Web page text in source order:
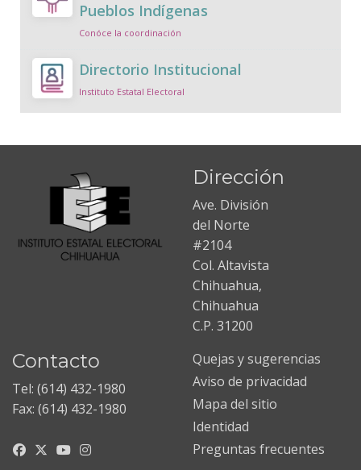
Pueblos Indígenas
Conóce la coordinación
Directorio Institucional
Instituto Estatal Electoral
Dirección
Ave. División
del Norte
#2104
Col. Altavista
Chihuahua,
Chihuahua
C.P. 31200
Contacto
Tel: (614) 432-1980
Fax: (614) 432-1980
Quejas y sugerencias
Aviso de privacidad
Mapa del sitio
Identidad
Preguntas frecuentes